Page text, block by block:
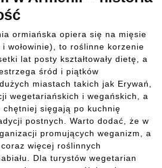
ormiańska opiera się na mięsie
i wołowinie), to roślinne korzenie
lat posty kształtowały dietę, a
śród i piątków
miastach takich jak Erywań,
wegetariańskich i wegańskich, a
chętniej sięgają po kuchnię
postnych. Warto dodać, że w
promujących weganizm, a
więcej roślinnych
Dla turystów wegetarian